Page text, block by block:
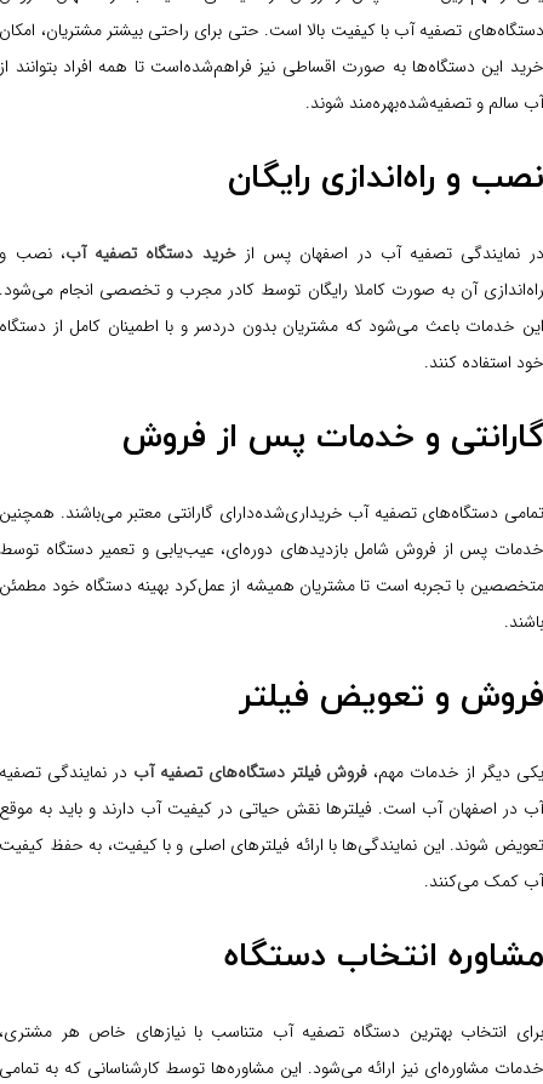
دستگاه‌های تصفیه آب با کیفیت بالا است. حتی برای راحتی بیشتر مشتریان، امکان
خرید این دستگاه‌ها به صورت اقساطی نیز فراهم‌شده‌است تا همه افراد بتوانند از
آب سالم و تصفیه‌شده‌بهره‌مند شوند.
نصب و راه‌اندازی رایگان
در نمایندگی تصفیه آب در اصفهان پس ازخرید دستگاه تصفیه آب، نصب و
راه‌اندازی آن به صورت کاملا رایگان توسط کادر مجرب و تخصصی انجام می‌شود.
این خدمات باعث می‌شود که مشتریان بدون دردسر و با اطمینان کامل از دستگاه
خود استفاده کنند.
گارانتی و خدمات پس از فروش
تمامی دستگاه‌های تصفیه آب خریداری‌شده‌دارای گارانتی معتبر می‌باشند. همچنین
خدمات پس از فروش شامل بازدید‌های دوره‌ای، عیب‌یابی و تعمیر دستگاه توسط
متخصصین با تجربه است تا مشتریان همیشه از عمل‌کرد بهینه دستگاه خود مطمئن
باشند.
فروش و تعویض فیلتر
یکی دیگر از خدمات مهم، فروش فیلتر دستگاه‌های تصفیه آب در نمایندگی تصفیه
آب در اصفهان آب است. فیلترها نقش حیاتی در کیفیت آب دارند و باید به موقع
تعویض شوند. این نمایندگی‌ها با ارائه فیلترهای اصلی و با کیفیت، به حفظ کیفیت
آب کمک می‌کنند.
مشاوره انتخاب دستگاه
برای انتخاب بهترین دستگاه تصفیه آب متناسب با نیازهای خاص هر مشتری،
خدمات مشاوره‌ای نیز ارائه می‌شود. این مشاوره‌ها توسط کارشناسانی که به تمامی